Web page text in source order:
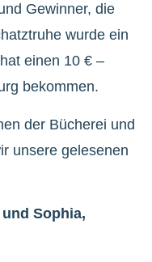
Gewinner, die
wurde ein
einen 10 € –
bekommen.
der Bücherei und
unsere gelesenen
Sophia,